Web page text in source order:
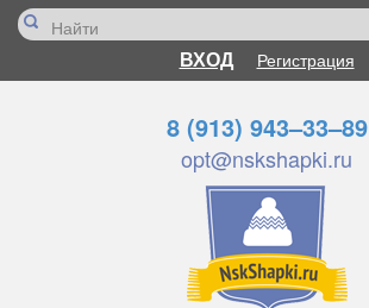
ВХОД Регистрация
8 (913) 943–33–89
opt@nskshapki.ru